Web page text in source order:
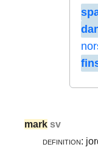
mark sv
definition: